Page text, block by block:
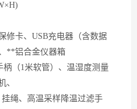
修卡、 USB充电器（含数据
**铝合金仪器箱
柄（1米软管）、温湿度测量
、
绳、高温采样降温过滤手